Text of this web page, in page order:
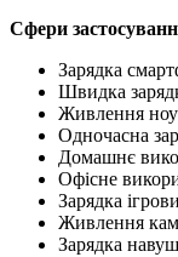
Сфери
Зарядка
Швидка
Живлення
Одночасна
Домашнє
Офісне
Зарядка
Живлення
Зарядка